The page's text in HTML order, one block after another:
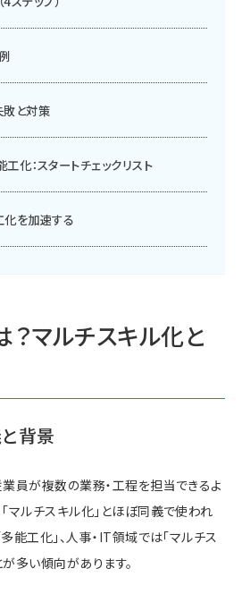
敗と対策
化：スタートチェックリスト
化を加速する
マルチスキル化と
背景
員が複数の業務・工程を担当できるよ
マルチスキル化」とほぼ同義で使われ
能工化」、人事・IT領域では「マルチス
多い傾向があります。